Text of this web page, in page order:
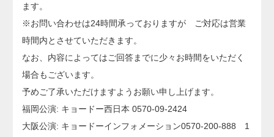
ます。
※お問い合わせは24時間承っておりますが ご対応は営業
時間内とさせていただきます。
なお、内容によってはご回答までに少々お時間をいただく
場合もございます。
予めご了承いただけますようお願い申し上げます。
福岡公演: キョードー西日本 0570-09-2424
大阪公演: キョードーインフォメーション0570-200-888 1